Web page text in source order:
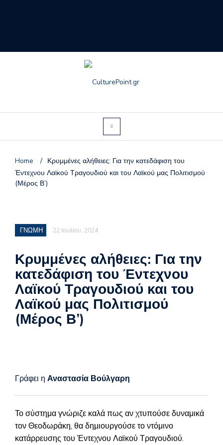
Home / Κρυμμένες αλήθειες: Για την κατεδάφιση του
Έντεχνου Λαϊκού Τραγουδιού και του Λαϊκού μας Πολιτισμού
(Μέρος Β’)
ΓΝΩΜΗ 22 Ιουλίου, 2024
Κρυμμένες αλήθειες: Για την
κατεδάφιση του Έντεχνου
Λαϊκού Τραγουδιού και του
Λαϊκού μας Πολιτισμού
(Μέρος Β’)
Γράφει η Αναστασία Βούλγαρη
Το σύστημα γνώριζε καλά πως αν χτυπούσε δυναμικά
τον Θεοδωράκη, θα δημιουργούσε το ντόμινο
κατάρρευσης του Έντεχνου Λαϊκού Τραγουδιού.